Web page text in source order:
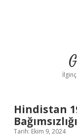
Hindistan
Tarih: Ekim 9, 2024